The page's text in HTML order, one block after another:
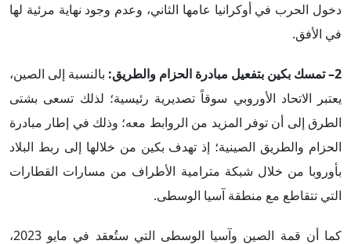
دخول الحرب في أوكرانيا عامها الثاني، وعدم وجود نهاية مرئية لها
في الأفق.
2– تمسك بكين بتفعيل مبادرة الحزام والطريق: بالنسبة إلى الصين،
يعتبر الاتحاد الأوروبي سوقاً تصديرية رئيسية؛ لذلك تسعى بشتى
الطرق إلى أن توفر المزيد من الروابط معه؛ وذلك في إطار مبادرة
الحزام والطريق الصينية؛ إذ تهدف بكين من خلالها إلى ربط البلاد
بأوروبا من خلال شبكة مترامية الأطراف من مسارات القطارات
التي تتقاطع مع منطقة آسيا الوسطى.
كما أن قمة الصين وآسيا الوسطى التي ستُعقد في مايو 2023،